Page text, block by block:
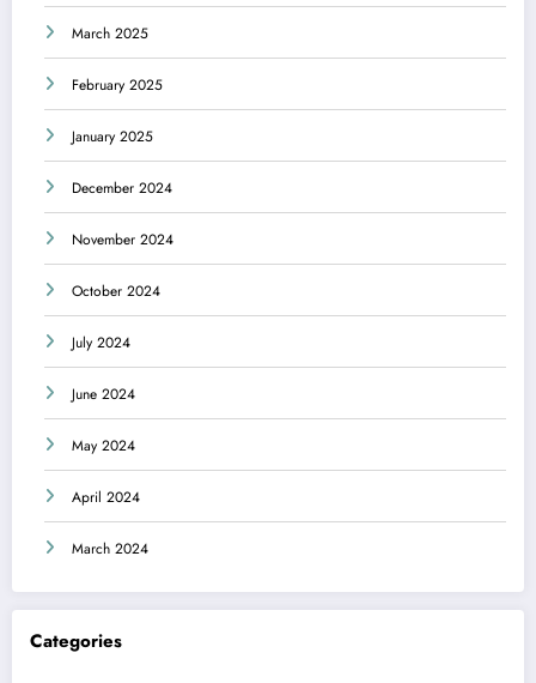
March 2025
February 2025
January 2025
December 2024
November 2024
October 2024
July 2024
June 2024
May 2024
April 2024
March 2024
Categories